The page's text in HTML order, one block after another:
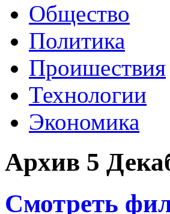
Общество
Политика
Проишествия
Технологии
Экономика
Архив 5
Смотреть